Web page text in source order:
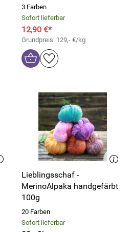
3 Farben
Sofort lieferbar
12,90 €*
Grundpreis: 129,- €/kg
Lieblingsschaf -
MerinoAlpaka handgefärbt
100g
20 Farben
Sofort lieferbar